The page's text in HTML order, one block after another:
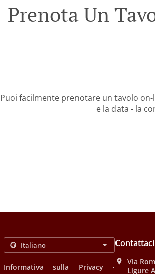
Prenota Un
Puoi facilmente prenotare un tavolo
e la data - la
Informativa sulla Privacy
.
Contattaci
Via
Ligure